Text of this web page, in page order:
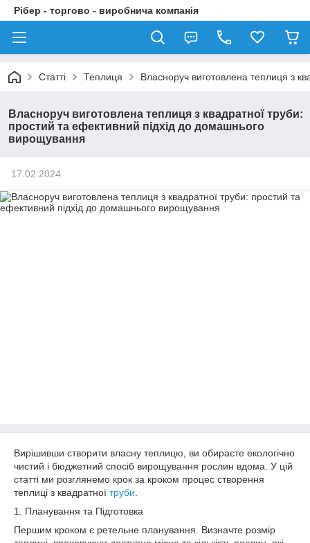
Рібер - торгово - виробнича компанія
Статті Теплиця Власноруч виготовлена теплиця з
Власноруч виготовлена теплиця з квадратної труби:
простий та ефективний підхід до домашнього
вирощування
17.02.2024
Вирішивши створити власну теплицю, ви обираєте екологічно
чистий і бюджетний спосіб вирощування рослин вдома. У цій
статті ми розглянемо крок за кроком процес створення
теплиці з квадратної труби
1. Планування та Підготовка
Першим кроком є ретельне планування. Визначте розмір